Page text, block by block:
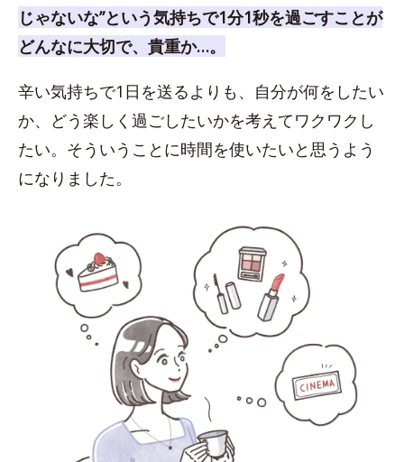
じゃないな”という気持ちで1分1秒を過ごすことが
どんなに大切で、貴重か…。
辛い気持ちで1日を送るよりも、自分が何をしたい
か、どう楽しく過ごしたいかを考えてワクワクし
たい。そういうことに時間を使いたいと思うよう
になりました。